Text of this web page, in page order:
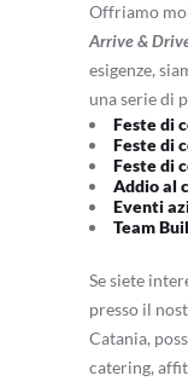
Offriamo
Arrive &
esigenze,
una serie di
Feste di
Feste di
Feste di
Addio al
Eventi
Team
Se siete
presso il
Catania,
catering,